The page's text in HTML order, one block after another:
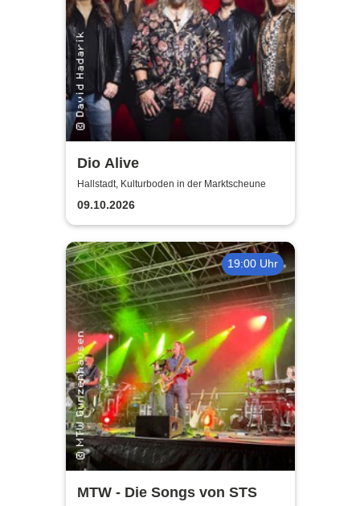
Dio Alive
Hallstadt, Kulturboden in der Marktscheune
09.10.2026
19:00 Uhr
MTW - Die Songs von STS